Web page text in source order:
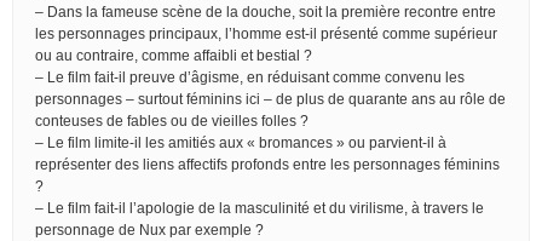
– Dans la fameuse scène de la douche, soit la première recontre entre
les personnages principaux, l’homme est-il présenté comme supérieur
ou au contraire, comme affaibli et bestial ?
– Le film fait-il preuve d’âgisme, en réduisant comme convenu les
personnages – surtout féminins ici – de plus de quarante ans au rôle de
conteuses de fables ou de vieilles folles ?
– Le film limite-il les amitiés aux « bromances » ou parvient-il à
représenter des liens affectifs profonds entre les personnages féminins
?
– Le film fait-il l’apologie de la masculinité et du virilisme, à travers le
personnage de Nux par exemple ?